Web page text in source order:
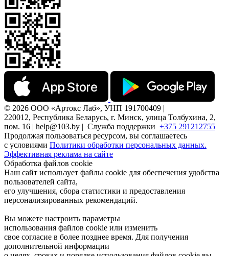
© 2026 ООО «Артокс Лаб», УНП 191700409 |
220012, Республика Беларусь, г. Минск, улица Толбухина, 2,
пом. 16 | help@103.by | Служба поддержки +375 291212755
Продолжая пользоваться ресурсом, вы соглашаетесь
с условиями Политики обработки персональных данных.
Эффективная реклама на сайте
Обработка файлов cookie
Наш сайт использует файлы cookie для обеспечения удобства
пользователей сайта,
его улучшения, сбора статистики и предоставления
персонализированных рекомендаций.
Вы можете настроить параметры
использования файлов cookie или изменить
свое согласие в более позднее время. Для получения
дополнительной информации